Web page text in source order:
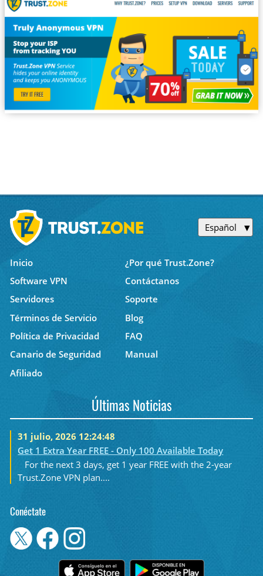
Español
Inicio
¿Por qué Trust.Zone?
Software VPN
Contáctanos
Servidores
Soporte
Términos de Servicio
Blog
Política de Privacidad
FAQ
Canario de Seguridad
Manual
Afiliado
Últimas Noticias
31 julio, 2026 12:24:48
Get 1 Extra Year FREE - Only 100 Available Today
For the next 3 days, get 1 year FREE with the 2-year
Trust.Zone VPN plan....
Conéctate